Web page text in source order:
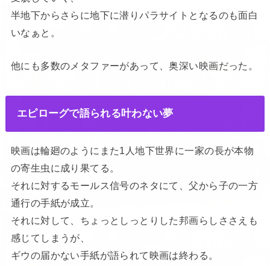
半地下からさらに地下に潜りパラサイトとなるのも面白
いなぁと。
他にも多数のメタファーがあって、奥深い映画だった。
エピローグで語られる叶わない夢
映画は輪廻のようにまた1人地下世界に一家の長が本物
の寄生虫に成り果てる。
それに対するモールス信号のネタにて、父から子の一方
通行の手紙が成立。
それに対して、ちょっとしっとりした邦画らしささえも
感じてしまうが、
ギウの届かない手紙が語られて映画は終わる。